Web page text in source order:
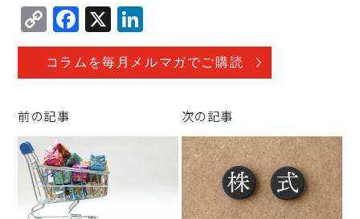
C
o
p
Li
n
k
F
a
c
o
o
k
X
n
k
I
コラムを毎月メルマガでご購読
前の記事 次の記事